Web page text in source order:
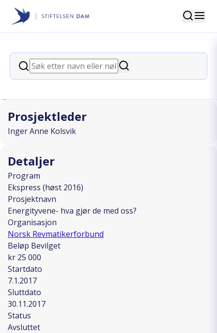
Stiftelsen Dam
Søk
Søk
Søk
back
Energityvene- hva gjør de med oss?
Prosjektleder
Inger Anne Kolsvik
Detaljer
Program
Ekspress (høst 2016)
Prosjektnavn
Energityvene- hva gjør de med oss?
Organisasjon
Norsk Revmatikerforbund
Beløp Bevilget
kr 25 000
Startdato
7.1.2017
Sluttdato
30.11.2017
Status
Avsluttet